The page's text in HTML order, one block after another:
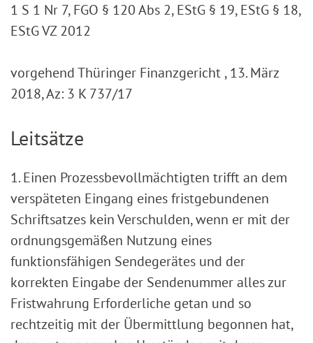
1 S 1 Nr 7, FGO § 120 Abs 2, EStG § 19, EStG § 18,
EStG VZ 2012
vorgehend Thüringer Finanzgericht , 13. März
2018, Az: 3 K 737/17
Leitsätze
1. Einen Prozessbevollmächtigten trifft an dem
verspäteten Eingang eines fristgebundenen
Schriftsatzes kein Verschulden, wenn er mit der
ordnungsgemäßen Nutzung eines
funktionsfähigen Sendegerätes und der
korrekten Eingabe der Sendenummer alles zur
Fristwahrung Erforderliche getan und so
rechtzeitig mit der Übermittlung begonnen hat,